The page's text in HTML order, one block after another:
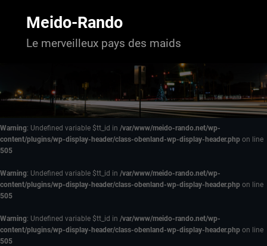
Meido-Rando
Le merveilleux pays des maids
Warning: Undefined variable $tt_id in /var/www/meido-rando.net/wp-
content/plugins/wp-display-header/class-obenland-wp-display-header.php on line
505
Warning: Undefined variable $tt_id in /var/www/meido-rando.net/wp-
content/plugins/wp-display-header/class-obenland-wp-display-header.php on line
505
Warning: Undefined variable $tt_id in /var/www/meido-rando.net/wp-
content/plugins/wp-display-header/class-obenland-wp-display-header.php on line
505